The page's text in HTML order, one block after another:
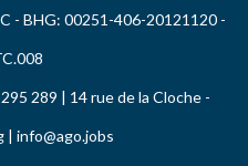
- BHG: 00251-406-20121120 -
289 | 14 rue de la Cloche -
| info@ago.jobs